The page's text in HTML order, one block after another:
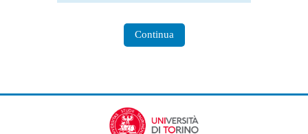
Continua